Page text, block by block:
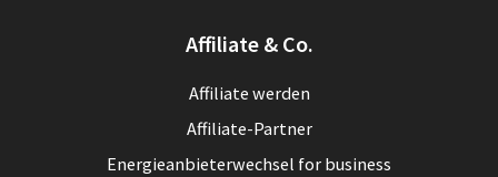
Affiliate & Co.
Affiliate werden
Affiliate-Partner
Energieanbieterwechsel for business